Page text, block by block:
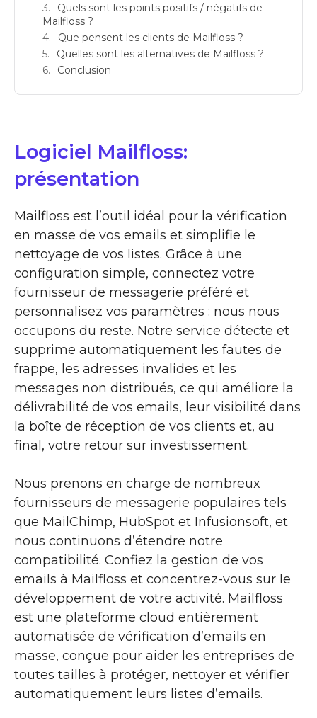
Quels sont les points positifs / négatifs de
Mailfloss ?
Que pensent les clients de Mailfloss ?
Quelles sont les alternatives de Mailfloss ?
Conclusion
Logiciel Mailfloss:
présentation
Mailfloss est l’outil idéal pour la vérification
en masse de vos emails et simplifie le
nettoyage de vos listes. Grâce à une
configuration simple, connectez votre
fournisseur de messagerie préféré et
personnalisez vos paramètres : nous nous
occupons du reste. Notre service détecte et
supprime automatiquement les fautes de
frappe, les adresses invalides et les
messages non distribués, ce qui améliore la
délivrabilité de vos emails, leur visibilité dans
la boîte de réception de vos clients et, au
final, votre retour sur investissement.
Nous prenons en charge de nombreux
fournisseurs de messagerie populaires tels
que MailChimp, HubSpot et Infusionsoft, et
nous continuons d’étendre notre
compatibilité. Confiez la gestion de vos
emails à Mailfloss et concentrez-vous sur le
développement de votre activité. Mailfloss
est une plateforme cloud entièrement
automatisée de vérification d’emails en
masse, conçue pour aider les entreprises de
toutes tailles à protéger, nettoyer et vérifier
automatiquement leurs listes d’emails.